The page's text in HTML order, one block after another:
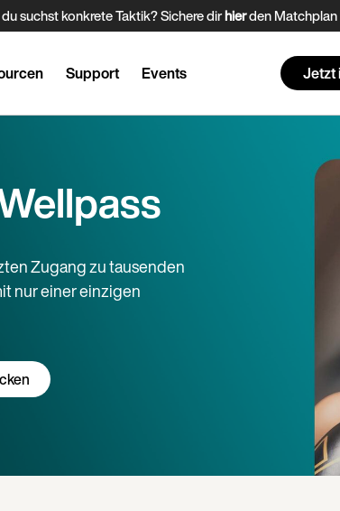
suchst konkrete Taktik? Sichere dirhierden Matchplan
Support Events Jetzt
Zugang zu tausenden
nur einer einzigen